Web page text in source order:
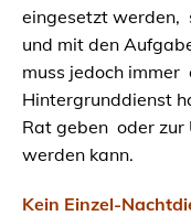
eingesetzt werden,
und mit den
muss jedoch
Hintergrunddienst
Rat geben oder zur
werden kann.
Kein Einzel-